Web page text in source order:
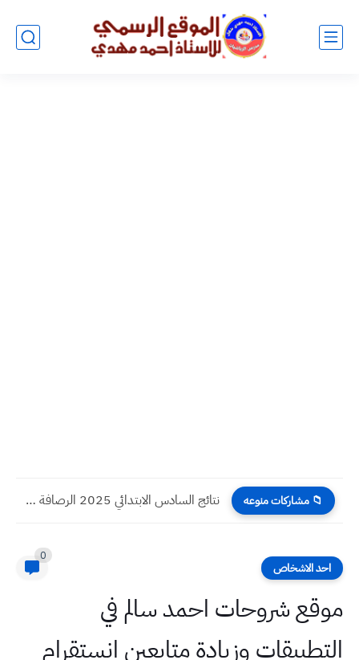
📁 مشاركات منوعه نتائج السادس الابتدائي 2025 الرصافة الأولى الدور الأول
احد الاشخاص
0
موقع شروحات احمد سالم في
التطبيقات وزيادة متابعين انستقرام